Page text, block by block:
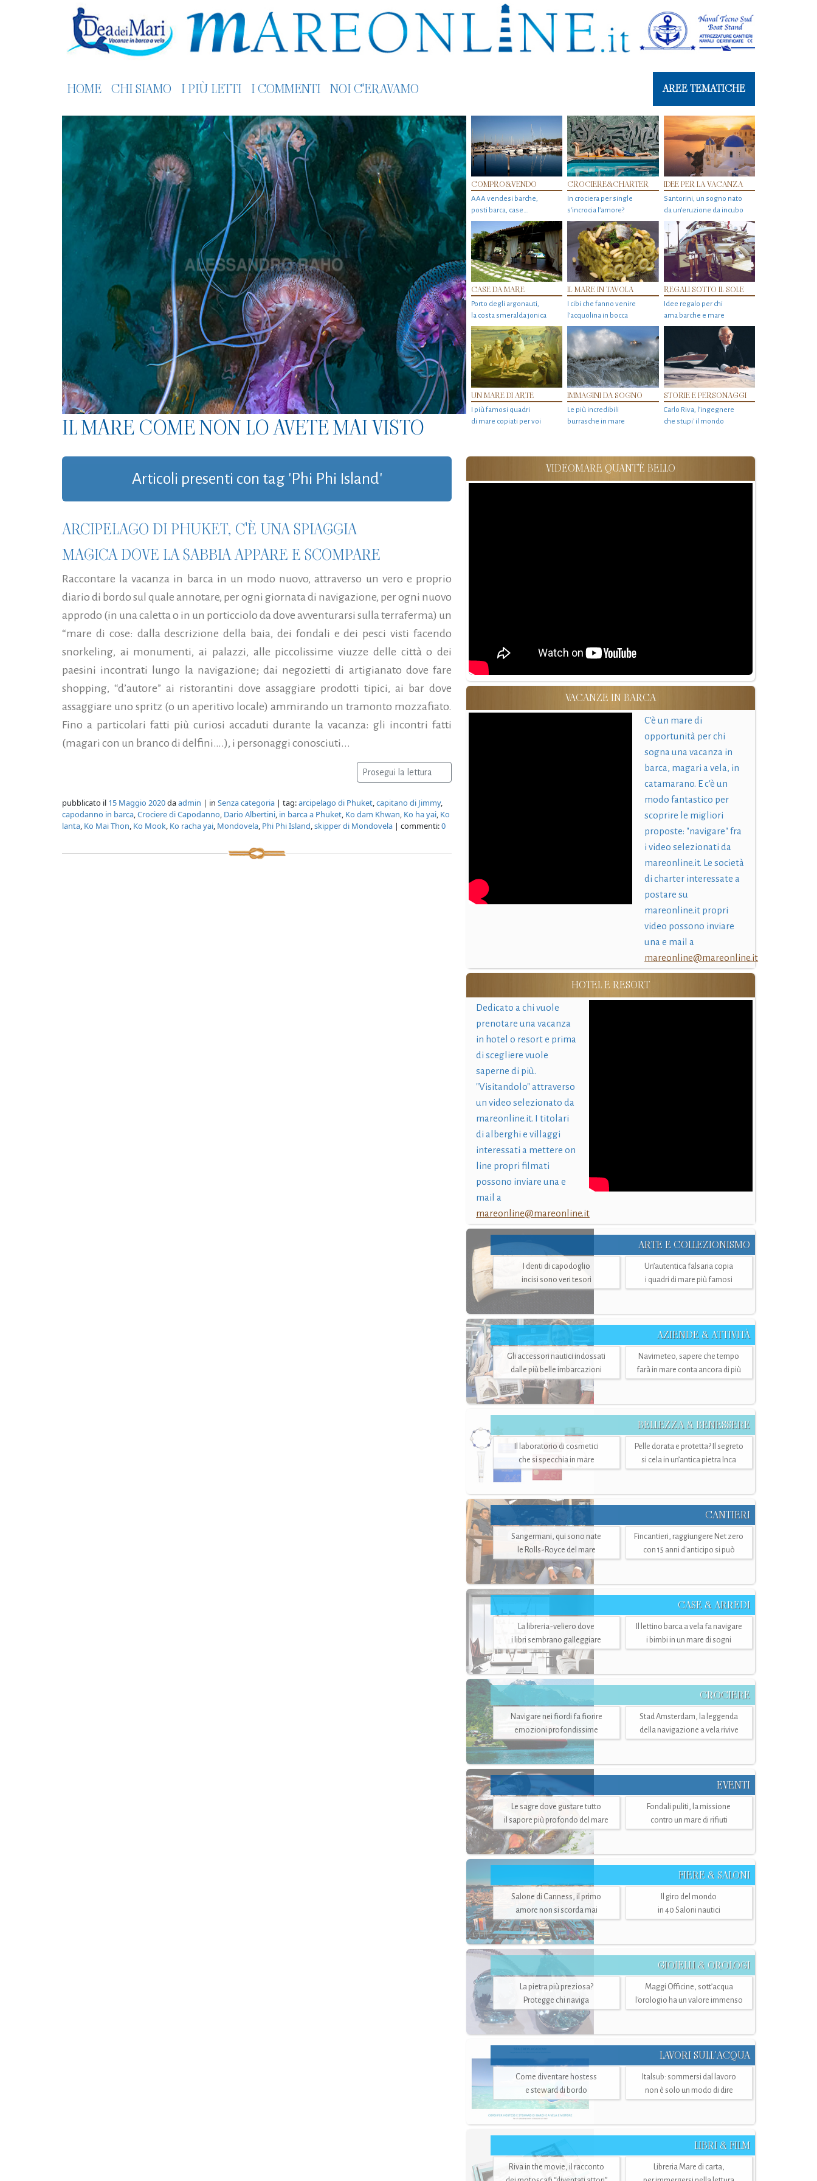
HOME CHI SIAMO I PIÙ LETTI I COMMENTI NOI C'ERAVAMO AREE TEMATICHE
IL MARE COME NON LO AVETE MAI VISTO
COMPRO&VENDO
AAA vendesi barche,
posti barca, case…
CROCIERE&CHARTER
In crociera per single
s'incrocia l’amore?
IDEE PER LA VACANZA
Santorini, un sogno nato
da un’eruzione da incubo
CASE DA MARE
Porto degli argonauti,
la costa smeralda jonica
IL MARE IN TAVOLA
I cibi che fanno venire
l’acquolina in bocca
REGALI SOTTO IL SOLE
Idee regalo per chi
ama barche e mare
UN MARE DI ARTE
I più famosi quadri
di mare copiati per voi
IMMAGINI DA SOGNO
Le più incredibili
burrasche in mare
STORIE E PERSONAGGI
Carlo Riva, l’ingegnere
che stupi' il mondo
Articoli presenti con tag 'Phi Phi Island'
ARCIPELAGO DI PHUKET, C'È UNA SPIAGGIA
MAGICA DOVE LA SABBIA APPARE E SCOMPARE
Raccontare la vacanza in barca in un modo nuovo, attraverso un vero e proprio
diario di bordo sul quale annotare, per ogni giornata di navigazione, per ogni nuovo
approdo (in una caletta o in un porticciolo da dove avventurarsi sulla terraferma) un
“mare di cose: dalla descrizione della baia, dei fondali e dei pesci visti facendo
snorkeling, ai monumenti, ai palazzi, alle piccolissime viuzze delle città o dei
paesini incontrati lungo la navigazione; dai negozietti di artigianato dove fare
shopping, “d’autore” ai ristorantini dove assaggiare prodotti tipici, ai bar dove
assaggiare uno spritz (o un aperitivo locale) ammirando un tramonto mozzafiato.
Fino a particolari fatti più curiosi accaduti durante la vacanza: gli incontri fatti
(magari con un branco di delfini….), i personaggi conosciuti...
Prosegui la lettura
pubblicato il 15 Maggio 2020daadmin | in Senza categoria | tag:arcipelago di Phuket,capitano di Jimmy,
capodanno in barca,Crociere di Capodanno, Dario Albertini, in barca a Phuket, Ko dam Khwan, Ko ha yai, Ko
lanta, Ko Mai Thon, Ko Mook, Ko racha yai, Mondovela, Phi Phi Island,skipper di Mondovela | commenti:0
VIDEOMARE QUANT'È BELLO
VACANZE IN BARCA
C'è un mare di
opportunità per chi
sogna una vacanza in
barca, magari a vela, in
catamarano. E c'è un
modo fantastico per
scoprire le migliori
proposte: "navigare" fra
i video selezionati da
mareonline.it. Le società
di charter interessate a
postare su
mareonline.it propri
video possono inviare
una e mail a
mareonline@mareonline.it
HOTEL E RESORT
Dedicato a chi vuole
prenotare una vacanza
in hotel o resort e prima
di scegliere vuole
saperne di più.
"Visitandolo" attraverso
un video selezionato da
mareonline.it. I titolari
di alberghi e villaggi
interessati a mettere on
line propri filmati
possono inviare una e
mail a
mareonline@mareonline.it
ARTE E COLLEZIONISMO
I denti di capodoglio
incisi sono veri tesori
Un’autentica falsaria copia
i quadri di mare più famosi
AZIENDE & ATTIVITÀ
Gli accessori nautici indossati
dalle più belle imbarcazioni
Navimeteo, sapere che tempo
farà in mare conta ancora di più
BELLEZZA & BENESSERE
Il laboratorio di cosmetici
che si specchia in mare
Pelle dorata e protetta? Il segreto
si cela in un’antica pietra Inca
CANTIERI
Sangermani, qui sono nate
le Rolls-Royce del mare
Fincantieri, raggiungere Net zero
con 15 anni d'anticipo si può
CASE & ARREDI
La libreria-veliero dove
i libri sembrano galleggiare
Il lettino barca a vela fa navigare
i bimbi in un mare di sogni
CROCIERE
Navigare nei fiordi fa fiorire
emozioni profondissime
Stad Amsterdam, la leggenda
della navigazione a vela rivive
EVENTI
Le sagre dove gustare tutto
il sapore più profondo del mare
Fondali puliti, la missione
contro un mare di rifiuti
FIERE & SALONI
Salone di Canness, il primo
amore non si scorda mai
Il giro del mondo
in 40 Saloni nautici
GIOIELLI & OROLOGI
La pietra più preziosa?
Protegge chi naviga
Maggi Officine, sott’acqua
l'orologio ha un valore immenso
LAVORI SULL’ACQUA
Come diventare hostess
e steward di bordo
Italsub: sommersi dal lavoro
non è solo un modo di dire
LIBRI & FILM
Riva in the movie, il racconto
Libreria Mare di carta,